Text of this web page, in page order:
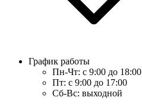
График работы
Пн-Чт: с 9:00 до 18:00
Пт: с 9:00 до 17:00
Сб-Вс: выходной